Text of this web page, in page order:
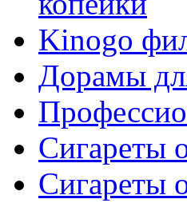
Kinogo
Дорамы
Сигареты
Сигареты